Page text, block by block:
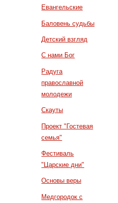
Евангельские
Баловень судьбы
Детский взгляд
С нами Бог
Радуга
православной
молодежи
Скауты
Проект "Гостевая
семья"
Фестиваль
"Царские дни"
Основы веры
Медгородок с